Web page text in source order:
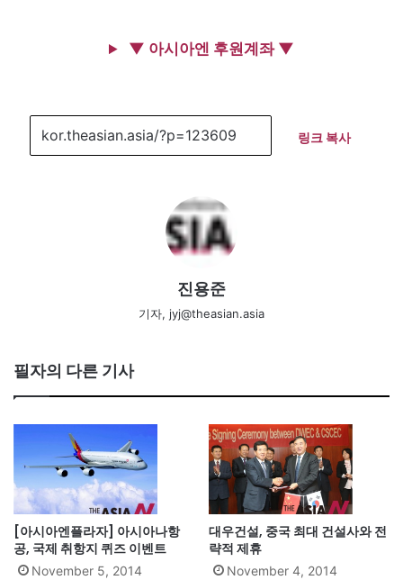
▼ 아시아엔 후원계좌 ▼
링크 복사
진용준
기자, jyj@theasian.asia
필자의 다른 기사
[아시아엔플라자] 아시아나항
공, 국제 취항지 퀴즈 이벤트
November 5, 2014
대우건설, 중국 최대 건설사와 전
략적 제휴
November 4, 2014